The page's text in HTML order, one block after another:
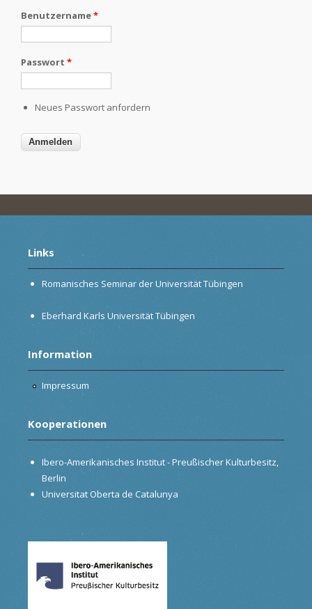
Benutzername*
Passwort *
Neues Passwort anfordern
Links
Romanisches Seminar der Universität Tübingen
Eberhard Karls Universität Tübingen
Information
Impressum
Kooperationen
Ibero-Amerikanisches Institut - Preußischer Kulturbesitz,
Berlin
Universitat Oberta de Catalunya